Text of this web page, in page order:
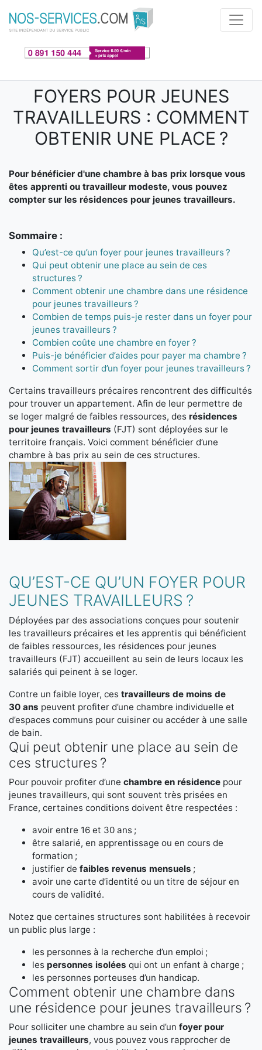
Aller au contenu principal
FOYERS POUR JEUNES
TRAVAILLEURS : COMMENT
OBTENIR UNE PLACE ?
Pour bénéficier d'une chambre à bas prix lorsque vous
êtes apprenti ou travailleur modeste, vous pouvez
compter sur les résidences pour jeunes travailleurs.
Sommaire :
Qu’est-ce qu’un foyer pour jeunes travailleurs ?
Qui peut obtenir une place au sein de ces
structures ?
Comment obtenir une chambre dans une résidence
pour jeunes travailleurs ?
Combien de temps puis-je rester dans un foyer pour
jeunes travailleurs ?
Combien coûte une chambre en foyer ?
Puis-je bénéficier d’aides pour payer ma chambre ?
Comment sortir d’un foyer pour jeunes travailleurs ?
Certains travailleurs précaires rencontrent des difficultés
pour trouver un appartement. Afin de leur permettre de
se loger malgré de faibles ressources, des résidences
pour jeunes travailleurs (FJT) sont déployées sur le
territoire français. Voici comment bénéficier d’une
chambre à bas prix au sein de ces structures.
QU’EST-CE QU’UN FOYER POUR
JEUNES TRAVAILLEURS ?
Déployées par des associations conçues pour soutenir
les travailleurs précaires et les apprentis qui bénéficient
de faibles ressources, les résidences pour jeunes
travailleurs (FJT) accueillent au sein de leurs locaux les
salariés qui peinent à se loger.
Contre un faible loyer, ces travailleurs de moins de
30 ans peuvent profiter d’une chambre individuelle et
d’espaces communs pour cuisiner ou accéder à une salle
de bain.
Qui peut obtenir une place au sein de
ces structures ?
Pour pouvoir profiter d’une chambre en résidence pour
jeunes travailleurs, qui sont souvent très prisées en
France, certaines conditions doivent être respectées :
avoir entre 16 et 30 ans ;
être salarié, en apprentissage ou en cours de
formation ;
justifier de faibles revenus mensuels ;
avoir une carte d’identité ou un titre de séjour en
cours de validité.
Notez que certaines structures sont habilitées à recevoir
un public plus large :
les personnes à la recherche d’un emploi ;
les personnes isolées qui ont un enfant à charge ;
les personnes porteuses d’un handicap.
Comment obtenir une chambre dans
une résidence pour jeunes travailleurs ?
Pour solliciter une chambre au sein d’un foyer pour
jeunes travailleurs, vous pouvez vous rapprocher de